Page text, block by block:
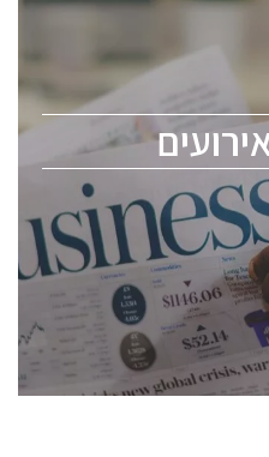
כולל מהנדסים,
ChipEx2026 will be
conference is intended
semiconductor
professional experts,